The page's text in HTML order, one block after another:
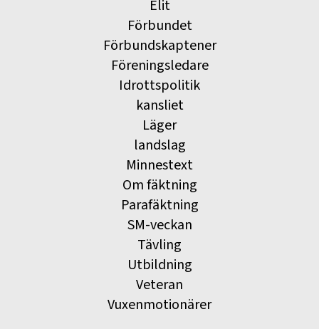
Elit
Förbundet
Förbundskaptener
Föreningsledare
Idrottspolitik
kansliet
Läger
landslag
Minnestext
Om fäktning
Parafäktning
SM-veckan
Tävling
Utbildning
Veteran
Vuxenmotionärer